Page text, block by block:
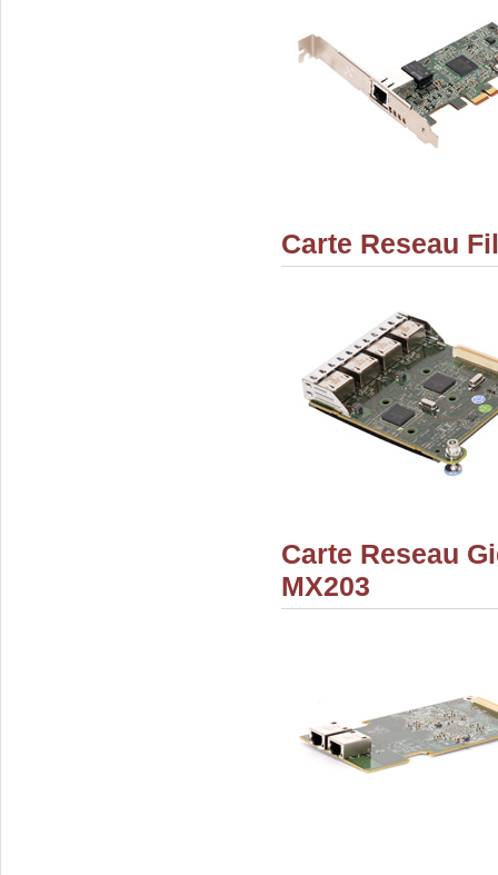
Carte Reseau
Carte Reseau
MX203